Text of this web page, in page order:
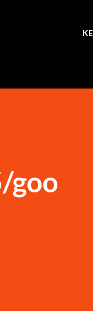
goo